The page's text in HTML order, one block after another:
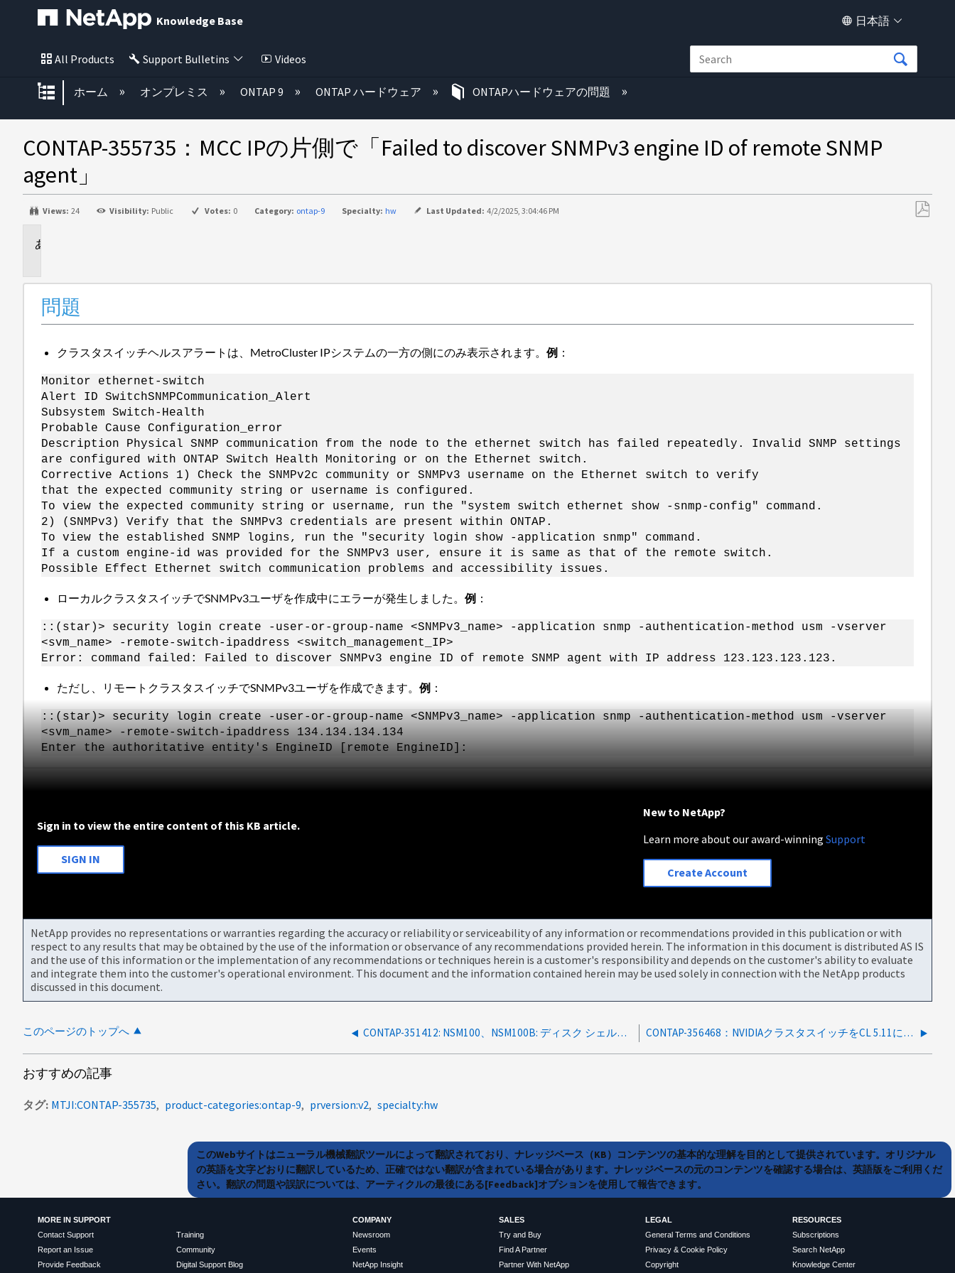
Knowledge Base 日本語
All Products Support Bulletins Videos
グローバル階層を展開/折りたたむ
ホーム オンプレミス ONTAP 9 ONTAP ハードウェア ONTAPハードウェアの問題
CONTAP-355735：MCC IPの片側で「Failed to discover SNMPv3 engine ID of remote SNMP
agent」
保
Views: 24 Visibility: Public Votes: 0 Category: ontap-9 Specialty: hw Last Updated: 4/2/2025, 3:04:46 PM
問題
クラスタスイッチヘルスアラートは、MetroCluster IPシステムの一方の側にのみ表示されます。例 ：
Monitor ethernet-switch
Alert ID SwitchSNMPCommunication_Alert
Subsystem Switch-Health
Probable Cause Configuration_error
Description Physical SNMP communication from the node to the ethernet switch has failed repeatedly. Invalid SNMP settings
are configured with ONTAP Switch Health Monitoring or on the Ethernet switch.
Corrective Actions 1) Check the SNMPv2c community or SNMPv3 username on the Ethernet switch to verify
that the expected community string or username is configured.
To view the expected community string or username, run the "system switch ethernet show -snmp-config" command.
2) (SNMPv3) Verify that the SNMPv3 credentials are present within ONTAP.
To view the established SNMP logins, run the "security login show -application snmp" command.
If a custom engine-id was provided for the SNMPv3 user, ensure it is same as that of the remote switch.
Possible Effect Ethernet switch communication problems and accessibility issues.
ローカルクラスタスイッチでSNMPv3ユーザを作成中にエラーが発生しました。例 ：
::(star)> security login create -user-or-group-name <SNMPv3_name> -application snmp -authentication-method usm -vserver
<svm_name> -remote-switch-ipaddress <switch_management_IP>
Error: command failed: Failed to discover SNMPv3 engine ID of remote SNMP agent with IP address 123.123.123.123.
ただし、リモートクラスタスイッチでSNMPv3ユーザを作成できます。例 ：
::(star)> security login create -user-or-group-name <SNMPv3_name> -application snmp -authentication-method usm -vserver
<svm_name> -remote-switch-ipaddress 134.134.134.134
Enter the authoritative entity's EngineID [remote EngineID]:
Sign in to view the entire content of this KB article.
SIGN IN
New to NetApp?
Learn more about our award-winningSupport
Create Account
NetApp provides no representations or warranties regarding the accuracy or reliability or serviceability of any information or recommendations provided in this publication or with
respect to any results that may be obtained by the use of the information or observance of any recommendations provided herein. The information in this document is distributed AS IS
and the use of this information or the implementation of any recommendations or techniques herein is a customer's responsibility and depends on the customer's ability to evaluate
and integrate them into the customer's operational environment. This document and the information contained herein may be used solely in connection with the NetApp products
discussed in this document.
このページのトップへ CONTAP-351412: NSM100、NSM100B: ディスク シェルフモジュールファームウェア 04.00 の強化 CONTAP-356468：NVIDIAクラスタスイッチをCL 5.11にアップグレードすると、「SwitchUnreachable_Alert」と「UnsupportedSwitch_Alert」が生成される
おすすめの記事
タグ MTJI:CONTAP-355735 product-categories:ontap-9 prversion:v2 specialty:hw
このWebサイトはニューラル機械翻訳ツールによって翻訳されており、ナレッジベース（KB）コンテンツの基本的な理解を目的として提供されています。オリジナル
の英語を文字どおりに翻訳しているため、正確ではない翻訳が含まれている場合があります。ナレッジベースの元のコンテンツを確認する場合は、英語版をご利用くだ
さい。翻訳の問題や誤訳については、アーティクルの最後にある[Feedback]オプションを使用して報告できます。
MORE IN SUPPORT
Contact Support
Report an Issue
Provide Feedback
Training
Community
Digital Support Blog
COMPANY
Newsroom
Events
NetApp Insight
SALES
Try and Buy
Find A Partner
Partner With NetApp
LEGAL
General Terms and Conditions
Privacy & Cookie Policy
Copyright
RESOURCES
Subscriptions
Search NetApp
Knowledge Center